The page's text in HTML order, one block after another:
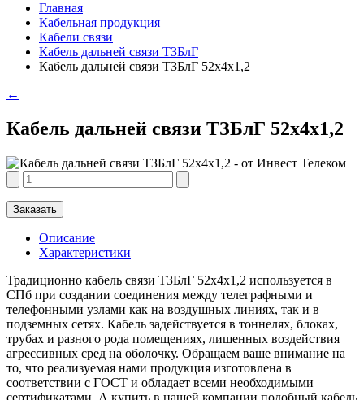
Главная
Кабельная продукция
Кабели связи
Кабель дальней связи ТЗБлГ
Кабель дальней связи ТЗБлГ 52х4х1,2
←
Кабель дальней связи ТЗБлГ 52х4х1,2
Заказать
Описание
Характеристики
Традиционно кабель связи ТЗБлГ 52х4х1,2 используется в
СПб при создании соединения между телеграфными и
телефонными узлами как на воздушных линиях, так и в
подземных сетях. Кабель задействуется в тоннелях, блоках,
трубах и разного рода помещениях, лишенных воздействия
агрессивных сред на оболочку. Обращаем ваше внимание на
то, что реализуемая нами продукция изготовлена в
соответствии с ГОСТ и обладает всеми необходимыми
сертификатами. А купить в нашей компании подобный кабель